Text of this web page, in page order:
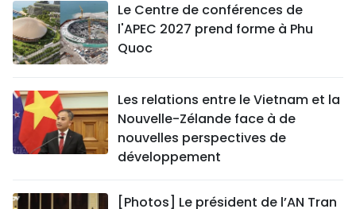
Le Centre de conférences de
l'APEC 2027 prend forme à Phu
Quoc
Les relations entre le Vietnam et la
Nouvelle-Zélande face à de
nouvelles perspectives de
développement
[Photos] Le président de l’AN Tran